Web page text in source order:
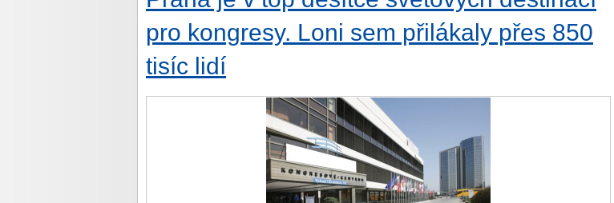
pro kongresy. Loni sem přilákaly přes 850
tisíc lidí